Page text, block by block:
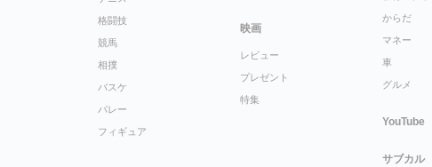
格闘技
競馬
相撲
バスケ
バレー
フィギュア
映画
レビュー
プレゼント
特集
からだ
マネー
車
グルメ
YouTube
サブカル